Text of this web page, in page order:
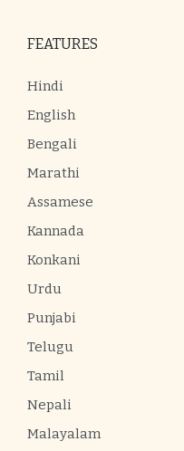
FEATURES
Hindi
English
Bengali
Marathi
Assamese
Kannada
Konkani
Urdu
Punjabi
Telugu
Tamil
Nepali
Malayalam